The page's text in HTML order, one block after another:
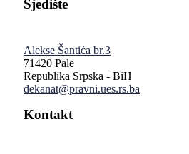
Sjedište
Alekse Šantića br.3
71420 Pale
Republika Srpska - BiH
dekanat@pravni.ues.rs.ba
Kontakt